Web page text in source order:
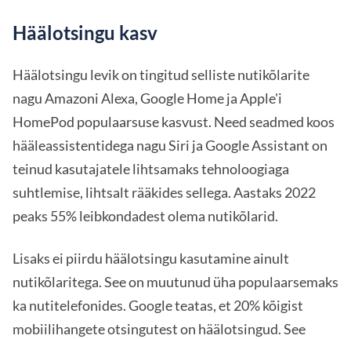
Häälotsingu kasv
Häälotsingu levik on tingitud selliste nutikõlarite
nagu Amazoni Alexa, Google Home ja Apple'i
HomePod populaarsuse kasvust. Need seadmed koos
hääleassistentidega nagu Siri ja Google Assistant on
teinud kasutajatele lihtsamaks tehnoloogiaga
suhtlemise, lihtsalt rääkides sellega. Aastaks 2022
peaks 55% leibkondadest olema nutikõlarid.
Lisaks ei piirdu häälotsingu kasutamine ainult
nutikõlaritega. See on muutunud üha populaarsemaks
ka nutitelefonides. Google teatas, et 20% kõigist
mobiilihangete otsingutest on häälotsingud. See